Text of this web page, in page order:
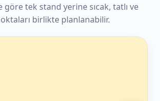
tek stand yerine sıcak, tatlı ve
birlikte planlanabilir.